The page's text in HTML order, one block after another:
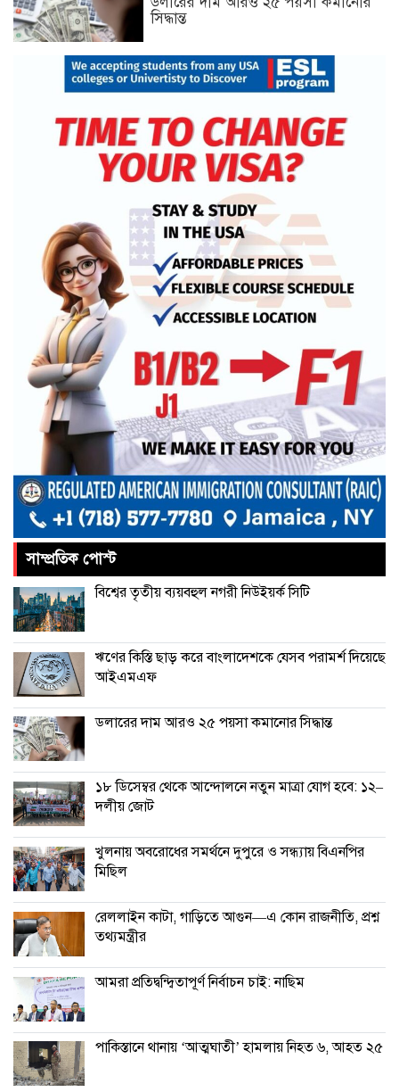
সিদ্ধান্ত
১৮ ডিসেম্বর থেকে আন্দোলনে নতুন মাত্রা
খুলনায় অবরোধের সমর্থনে দুপুরে ও
সন্ধ্যায় বিএনপির মিছিল
রেললাইন কাটা, গাড়িতে আগুন—এ
কোন রাজনীতি, প্রশ্ন তথ্যমন্ত্রীর
আমরা প্রতিদ্বন্দ্বিতাপূর্ণ নির্বাচন চাই: না‌ছিম
পাকিস্তানে থানায় ‘আত্মঘাতী’ হামলায়
নিহত ৬, আহত ২৫
ভূরাজনীতির নেতিবাচক প্রভাব পড়তে শুরু
করেছে: এফবিসিসিআই
চীনের বেল্ট অ্যান্ড রোড উদ্যোগে আর
থাকছে না ইতালি
সাম্প্রতিক পোস্ট
বিশ্বের তৃতীয় ব্যয়বহুল নগরী নিউইয়র্ক সিটি
ঋণের কিস্তি ছাড় করে বাংলাদেশকে যেসব পরামর্শ দিয়েছে
আইএমএফ
ডলারের দাম আরও ২৫ পয়সা কমানোর সিদ্ধান্ত
১৮ ডিসেম্বর থেকে আন্দোলনে নতুন মাত্রা যোগ হবে: ১২–
দলীয় জোট
খুলনায় অবরোধের সমর্থনে দুপুরে ও সন্ধ্যায় বিএনপির
মিছিল
রেললাইন কাটা, গাড়িতে আগুন—এ কোন রাজনীতি, প্রশ্ন
তথ্যমন্ত্রীর
আমরা প্রতিদ্বন্দ্বিতাপূর্ণ নির্বাচন চাই: না‌ছিম
পাকিস্তানে থানায় ‘আত্মঘাতী’ হামলায় নিহত ৬, আহত ২৫